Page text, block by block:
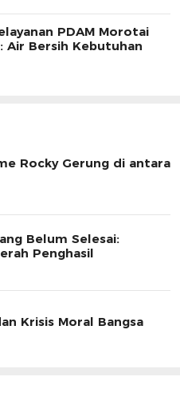
PDAM Morotai
Air Bersih Kebutuhan
Rocky Gerung di antara
Belum Selesai:
Penghasil
Krisis Moral Bangsa